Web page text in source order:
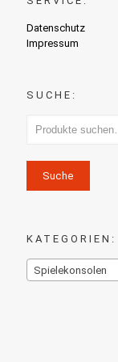
Datenschutz
Impressum
SUCHE:
Suche
KATEGORIEN:
Spielekonsolen